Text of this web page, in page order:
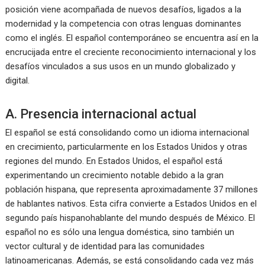
posición viene acompañada de nuevos desafíos, ligados a la
modernidad y la competencia con otras lenguas dominantes
como el inglés. El español contemporáneo se encuentra así en la
encrucijada entre el creciente reconocimiento internacional y los
desafíos vinculados a sus usos en un mundo globalizado y
digital.
A. Presencia internacional actual
El español se está consolidando como un idioma internacional
en crecimiento, particularmente en los Estados Unidos y otras
regiones del mundo. En Estados Unidos, el español está
experimentando un crecimiento notable debido a la gran
población hispana, que representa aproximadamente 37 millones
de hablantes nativos. Esta cifra convierte a Estados Unidos en el
segundo país hispanohablante del mundo después de México. El
español no es sólo una lengua doméstica, sino también un
vector cultural y de identidad para las comunidades
latinoamericanas. Además, se está consolidando cada vez más